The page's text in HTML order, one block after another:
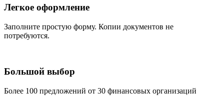
Легкое оформление
Заполните простую форму. Копии документов не
потребуются.
Большой выбор
Более 100 предложений от 30 финансовых организаций